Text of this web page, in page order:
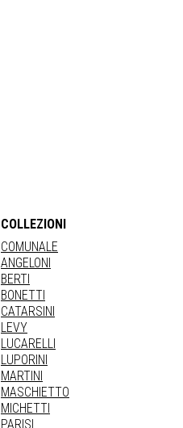
COLLEZIONI
COMUNALE
ANGELONI
BERTI
BONETTI
CATARSINI
LEVY
LUCARELLI
LUPORINI
MARTINI
MASCHIETTO
MICHETTI
PARISI